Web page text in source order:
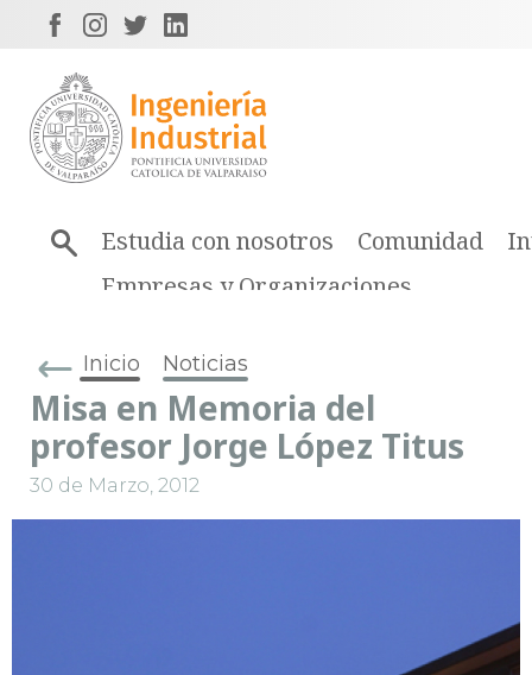
Estudia con nosotros Comunidad
Empresas y Organizaciones
Inicio Noticias
Misa en Memoria del
profesor Jorge López Titus
30 de Marzo, 2012